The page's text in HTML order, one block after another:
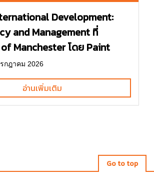
Development:
and Management ที่
Manchester โดย Paint
กฎาคม 2026
อ่านเพิ่มเติม
Go to top